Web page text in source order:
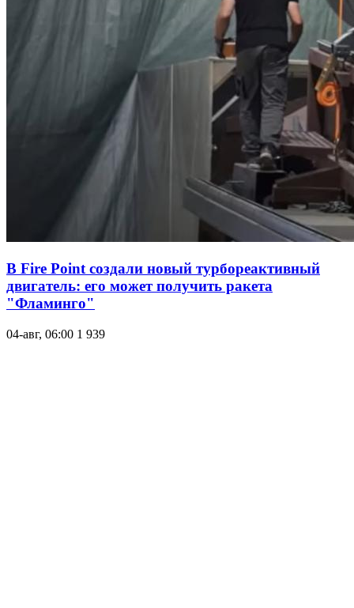
В Fire Point создали новый турбореактивный
двигатель: его может получить ракета
"Фламинго"
04-авг, 06:00 1 939